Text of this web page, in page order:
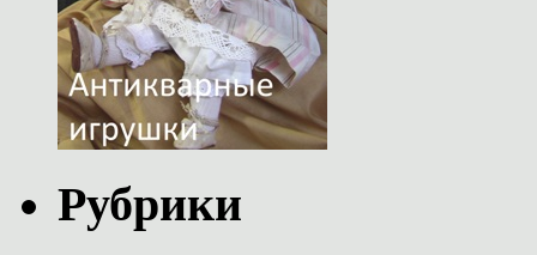
Рубрики